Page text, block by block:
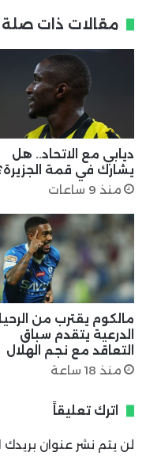
مقالات ذات صلة
ديابي مع الاتحاد.. هل
يشارك في قمة
منذ 9 ساعات
مالكوم يقترب من
الدرعية يتقدم سباق
التعاقد مع نجم الهلال
منذ 18 ساعة
اترك تعليقاً
لن يتم نشر عنوان بريدك